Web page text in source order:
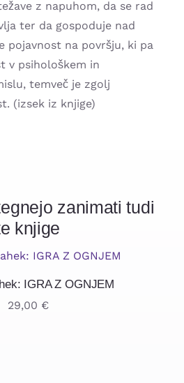
z napuhom, da se rad
ter da gospoduje nad
pojavnost na površju, ki pa
v psihološkem in
temveč je zgolj
(izsek iz knjige)
zanimati tudi
knjige
IGRA Z OGNJEM
29,00 €